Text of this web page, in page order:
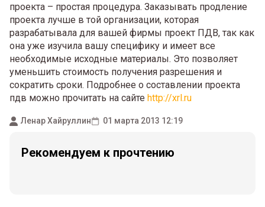
проекта – простая процедура. Заказывать продление
проекта лучше в той организации, которая
разрабатывала для вашей фирмы проект ПДВ, так как
она уже изучила вашу специфику и имеет все
необходимые исходные материалы. Это позволяет
уменьшить стоимость получения разрешения и
сократить сроки. Подробнее о составлении проекта
пдв можно прочитать на сайте http://xrl.ru
Ленар Хайруллин 01 марта 2013 12:19
Рекомендуем к прочтению